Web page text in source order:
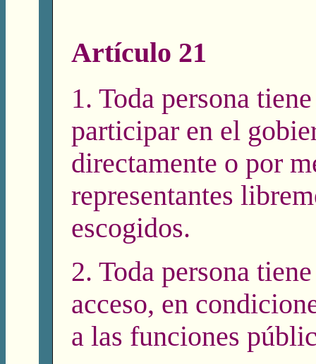
Artículo 21
1. Toda persona
participar en el
directamente o por
representantes
escogidos.
2. Toda persona
acceso, en
a las funciones